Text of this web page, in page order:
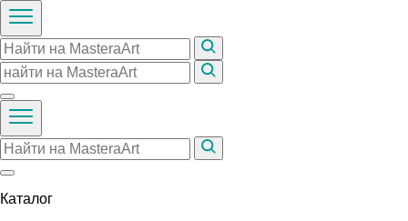
Каталог